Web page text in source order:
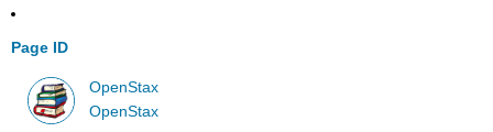
Page ID
OpenStax
OpenStax